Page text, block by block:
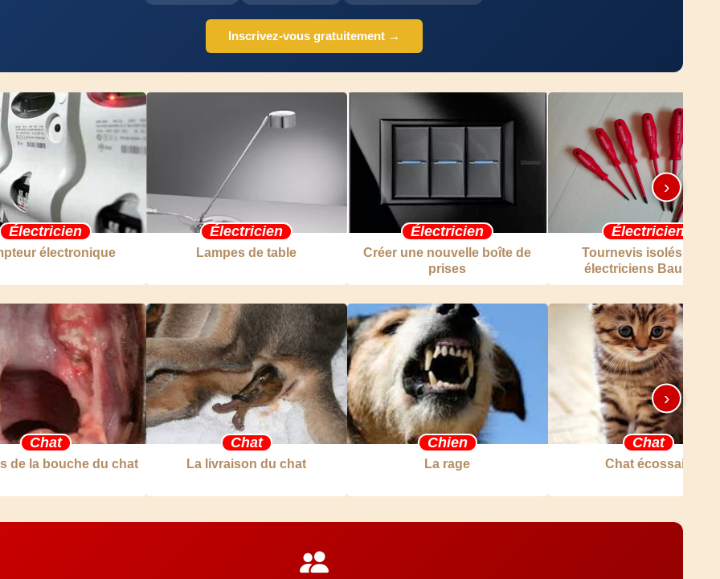
Inscrivez-vous gratuitement →
Électricien
électronique
Électricien
Lampes de table
Électricien
Créer une nouvelle boîte de
prises
Électricien
Tournevis isolés pour
électriciens Bauhaus
›
Chat
de la bouche du chat
Chat
La livraison du chat
Chien
La rage
Chat
Chat écossais
›